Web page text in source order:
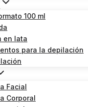
100 ml
en lata
para la depilación
Facial
Corporal